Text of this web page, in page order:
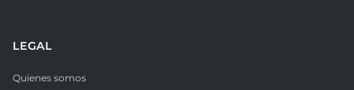
LEGAL
Quienes somos